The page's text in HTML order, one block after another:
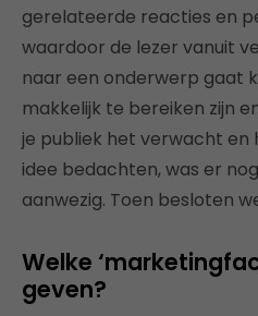
gerelateerde reacties en
waardoor de lezer vanuit
naar een onderwerp gaat
makkelijk te bereiken zijn
je publiek het verwacht en
idee bedachten, was er
aanwezig. Toen besloten
Welke
geven?